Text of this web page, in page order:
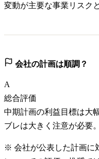
変動が主要な事業リスク
会社の計画は順調？
A
総合評価
中期計画の利益目標は大
ブレは大きく注意が必要。
※ 会社が公表した計画に